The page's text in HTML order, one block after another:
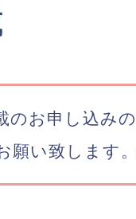
のお申し込み
願い致します